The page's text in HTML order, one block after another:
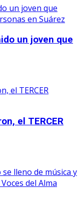
un joven que
el TERCER